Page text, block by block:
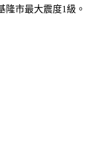
隆市最大震度1級。